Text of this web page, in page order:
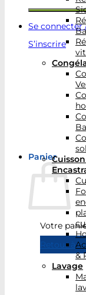
Se connecter
S’inscrire
Panier
Votre
Retour à
&
Lavage